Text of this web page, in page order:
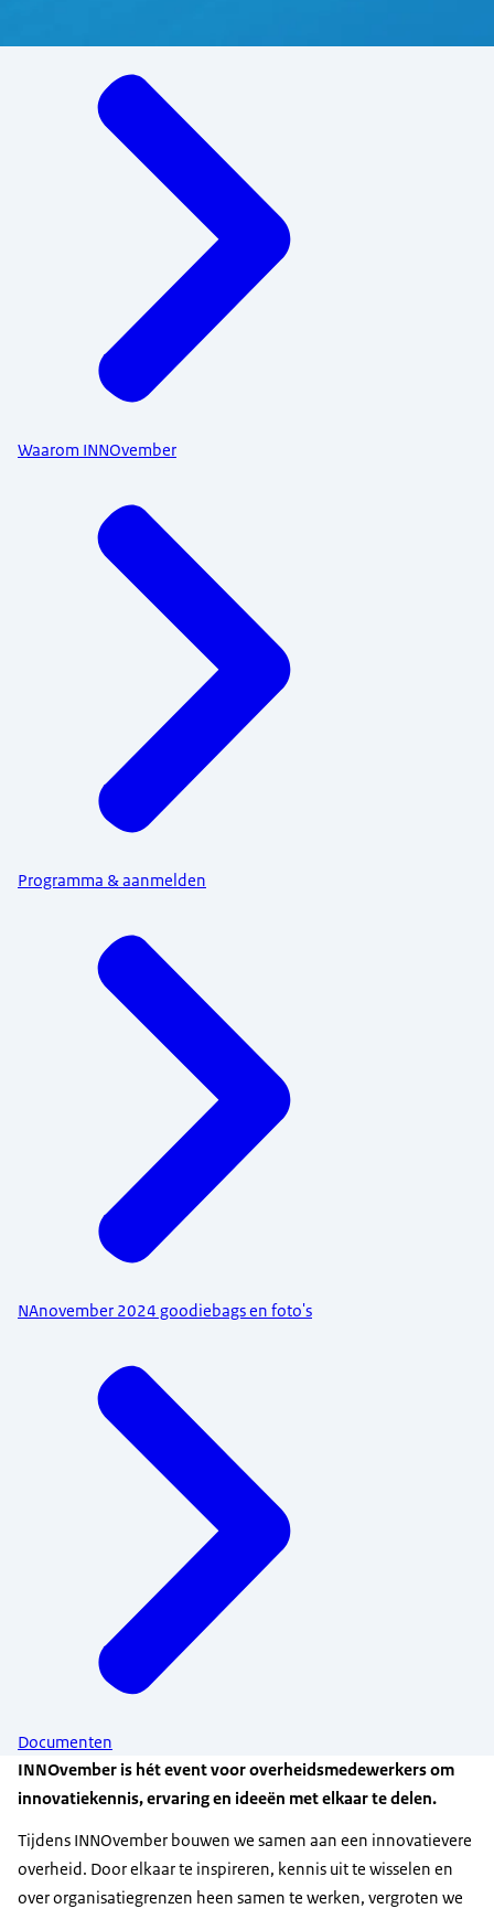
Waarom INNOvember
Programma & aanmelden
NAnovember 2024 goodiebags en foto's
Documenten
INNOvember is hét event voor overheidsmedewerkers om
innovatiekennis, ervaring en ideeën met elkaar te delen.
Tijdens INNOvember bouwen we samen aan een innovatievere
overheid. Door elkaar te inspireren, kennis uit te wisselen en
over organisatiegrenzen heen samen te werken, vergroten we